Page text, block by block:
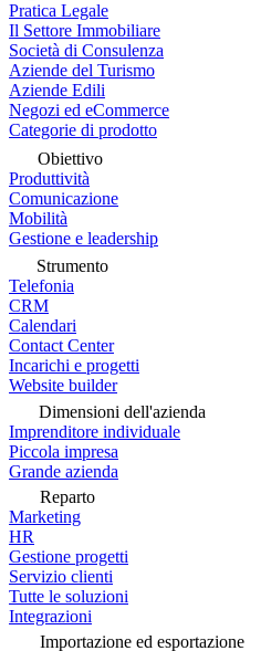
Pratica Legale
Il Settore Immobiliare
Società di Consulenza
Aziende del Turismo
Aziende Edili
Negozi ed eCommerce
Categorie di prodotto
Obiettivo
Produttività
Comunicazione
Mobilità
Gestione e leadership
Strumento
Telefonia
CRM
Calendari
Contact Center
Incarichi e progetti
Website builder
Dimensioni dell'azienda
Imprenditore individuale
Piccola impresa
Grande azienda
Reparto
Marketing
HR
Gestione progetti
Servizio clienti
Tutte le soluzioni
Integrazioni
Importazione ed esportazione